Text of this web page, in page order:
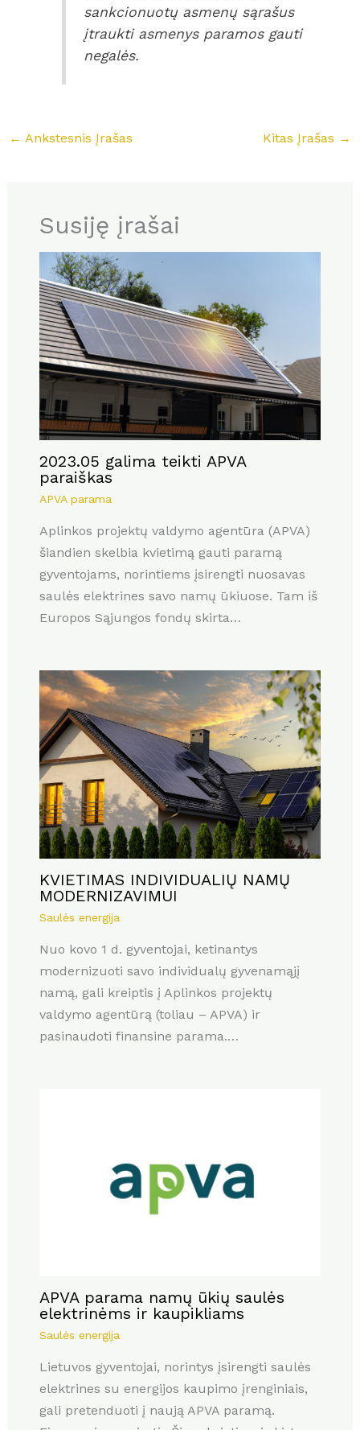
sankcionuotų asmenų sąrašus
įtraukti asmenys paramos gauti
negalės.
← Ankstesnis Įrašas Kitas Įrašas →
Susiję įrašai
2023.05 galima teikti APVA
paraiškas
APVA parama
Aplinkos projektų valdymo agentūra (APVA)
šiandien skelbia kvietimą gauti paramą
gyventojams, norintiems įsirengti nuosavas
saulės elektrines savo namų ūkiuose. Tam iš
Europos Sąjungos fondų skirta…
KVIETIMAS INDIVIDUALIŲ NAMŲ
MODERNIZAVIMUI
Saulės energija
Nuo kovo 1 d. gyventojai, ketinantys
modernizuoti savo individualų gyvenamąjį
namą, gali kreiptis į Aplinkos projektų
valdymo agentūrą (toliau – APVA) ir
pasinaudoti finansine parama.…
APVA parama namų ūkių saulės
elektrinėms ir kaupikliams
Saulės energija
Lietuvos gyventojai, norintys įsirengti saulės
elektrines su energijos kaupimo įrenginiais,
gali pretenduoti į naują APVA paramą.